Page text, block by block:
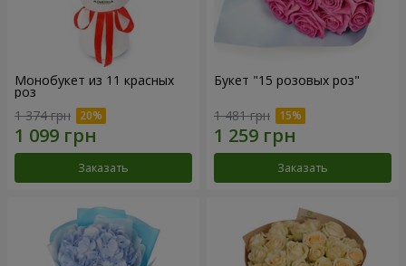
Монобукет из 11 красных
роз
1 374 грн
Заказать
Букет "15 розовых роз"
1 481 грн
Заказать